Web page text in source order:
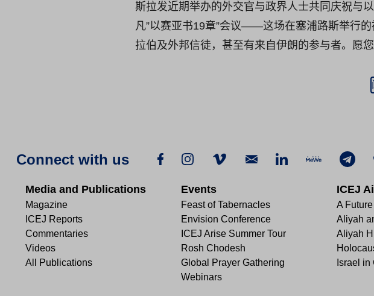
斯拉发近期举办的外交官与政界人士共同庆祝与
凡”以赛亚书19章”会议——这场在塞浦路斯举行
拉伯及外邦信徒，甚至有来自伊朗的参与者。愿
Connect with us
Media and Publications
Magazine
ICEJ Reports
Commentaries
Videos
All Publications
Events
Feast of Tabernacles
Envision Conference
ICEJ Arise Summer Tour
Rosh Chodesh
Global Prayer Gathering
Webinars
ICEJ
A
Aliyah
Aliyah
Israel in